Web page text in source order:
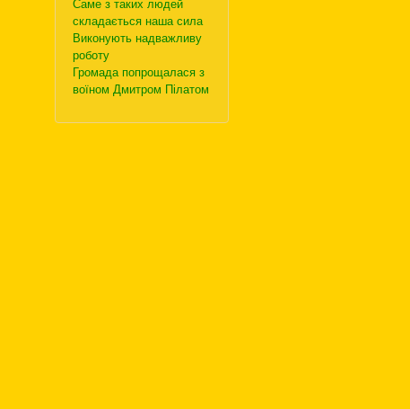
складається наша сила
Виконують надважливу
роботу
Громада попрощалася з
воїном Дмитром Пілатом